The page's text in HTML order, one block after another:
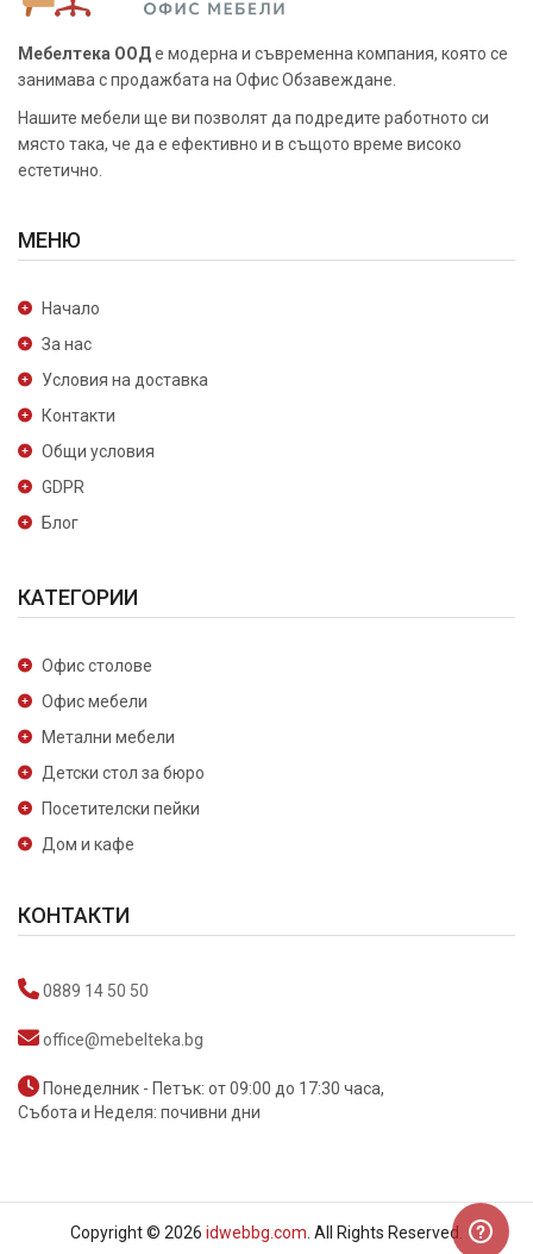
Мебелтека ООДе модерна и съвременна компания, която се
занимава с продажбата на Офис Обзавеждане.
Нашите мебели ще ви позволят да подредите работното си
място така, че да е ефективно и в същото време високо
естетично.
МЕНЮ
Начало
За нас
Условия на доставка
Контакти
Общи условия
GDPR
Блог
КАТЕГОРИИ
Офис столове
Офис мебели
Метални мебели
Детски стол за бюро
Посетителски пейки
Дом и кафе
КОНТАКТИ
0889 14 50 50
office@mebelteka.bg
Понеделник - Петък: от 09:00 до 17:30 часа,
Събота и Неделя: почивни дни
Copyright © 2026 idwebbg.com. All Rights Reserved.